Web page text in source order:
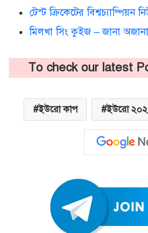
টেস্ট ক্রিকেটের বিশ্বচ্যাম্পিয়ন
মিলখা সিং কুইজ – জানা
To check our latest
ইউরো কাপ ইউরো